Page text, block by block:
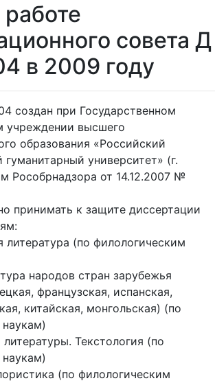
совета Д
в 2009 году
создан при Государственном
учреждении высшего
образования «Российский
гуманитарный университет» (г.
Рособрнадзора от 14.12.2007 №
принимать к защите диссертации
литература (по филологическим
народов стран зарубежья
французская, испанская,
китайская, монгольская) (по
литературы. Текстология (по
(по филологическим